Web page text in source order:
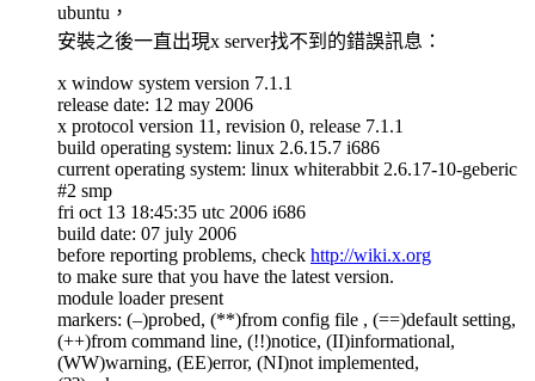
ubuntu，
安裝之後一直出現x server找不到的錯誤訊息：
x window system version 7.1.1
release date: 12 may 2006
x protocol version 11, revision 0, release 7.1.1
build operating system: linux 2.6.15.7 i686
current operating system: linux whiterabbit 2.6.17-10-geberic
#2 smp
fri oct 13 18:45:35 utc 2006 i686
build date: 07 july 2006
before reporting problems, check http://wiki.x.org
to make sure that you have the latest version.
module loader present
markers: (–)probed, (**)from config file , (==)default setting,
(++)from command line, (!!)notice, (II)informational,
(WW)warning, (EE)error, (NI)not implemented,